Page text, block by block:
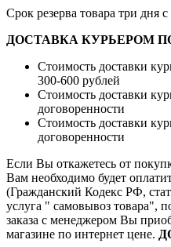
Срок резерва товара три дня
ДОСТАВКА КУРЬЕРОМ
Стоимость доставки
300-600 рублей
Стоимость доставки
договоренности
Стоимость доставки
договоренности
Если Вы откажетесь от
Вам необходимо будет
(Гражданский Кодекс РФ,
услуга " самовывоз товара",
заказа с менеджером Вы
магазине по интернет цене.